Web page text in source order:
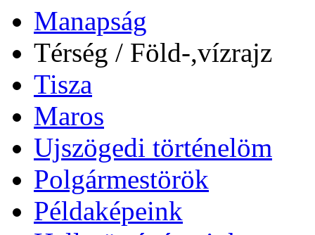
Manapság
Térség / Föld-,vízrajz
Tisza
Maros
Ujszögedi történelöm
Polgármestörök
Példaképeink